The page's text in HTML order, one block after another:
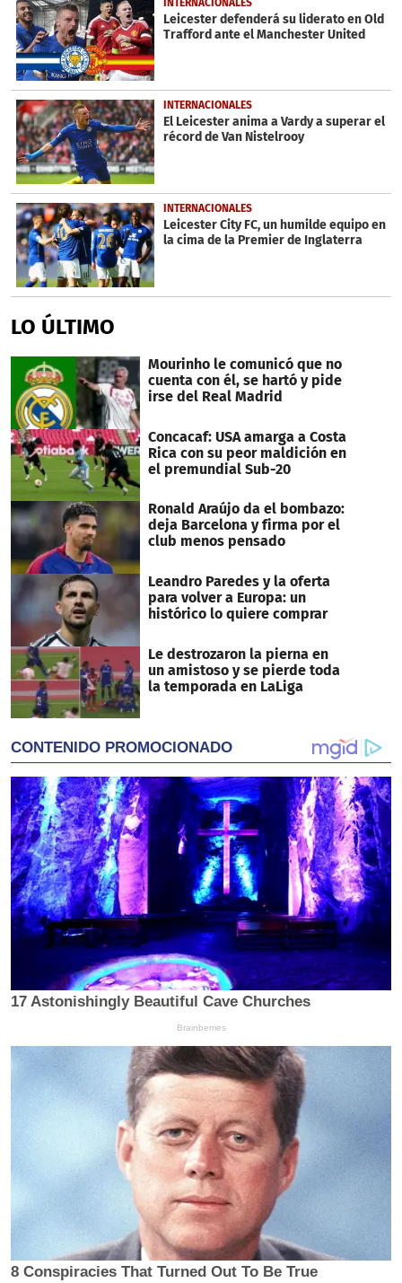
Leicester defenderá su liderato en Old
Trafford ante el Manchester United
INTERNACIONALES
El Leicester anima a Vardy a superar el
récord de Van Nistelrooy
INTERNACIONALES
Leicester City FC, un humilde equipo en
la cima de la Premier de Inglaterra
LO ÚLTIMO
Mourinho le comunicó que no
cuenta con él, se hartó y pide
irse del Real Madrid
Concacaf: USA amarga a Costa
Rica con su peor maldición en
el premundial Sub-20
Ronald Araújo da el bombazo:
deja Barcelona y firma por el
club menos pensado
Leandro Paredes y la oferta
para volver a Europa: un
histórico lo quiere comprar
Le destrozaron la pierna en
un amistoso y se pierde toda
la temporada en LaLiga